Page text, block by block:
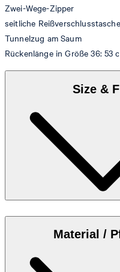
Zwei-Wege-Zipper
seitliche
Tunnelzug am Saum
Rückenlänge in Größe 36: 53
Size &
Das Model trägt die Grösse
einem Brustumfang von 83
Material /